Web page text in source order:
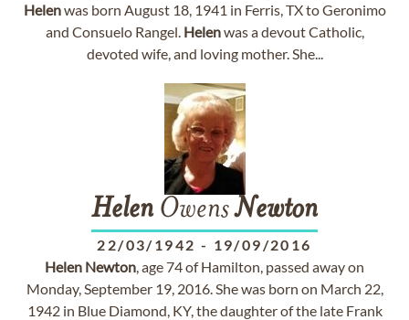
Helenwas born August 18, 1941 in Ferris, TX to Geronimo
and Consuelo Rangel. Helenwas a devout Catholic,
devoted wife, and loving mother. She...
Helen OwensNewton
22/03/1942 - 19/09/2016
Helen Newton, age 74 of Hamilton, passed away on
Monday, September 19, 2016. She was born on March 22,
1942 in Blue Diamond, KY, the daughter of the late Frank